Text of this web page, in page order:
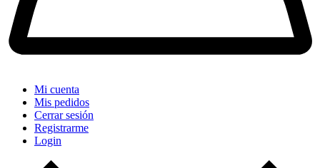
Mi cuenta
Mis pedidos
Cerrar sesión
Registrarme
Login